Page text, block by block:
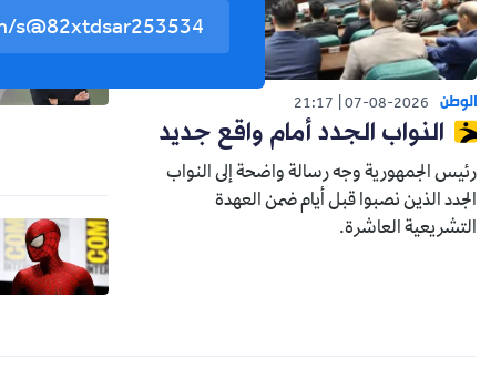
الوطن 07-08-2026
21:17
النواب الجدد أمام واقع جديد
رئيس الجمهورية وجه رسالة واضحة إلى النواب
الجدد الذين نصبوا قبل أيام ضمن العهدة
التشريعية العاشرة.